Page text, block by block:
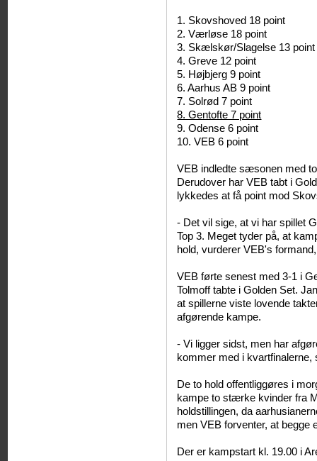
1. Skovshoved 18 point
2. Værløse 18 point
3. Skælskør/Slagelse 13 point
4. Greve 12 point
5. Højbjerg 9 point
6. Aarhus AB 9 point
7. Solrød 7 point
8. Gentofte 7 point
9. Odense 6 point
10. VEB 6 point
VEB indledte sæsonen med
Derudover har VEB tabt i
lykkedes at få point mod
- Det vil sige, at vi har spillet
Top 3. Meget tyder på, at
hold, vurderer VEB's
VEB førte senest med 3-1 i
Tolmoff tabte i Golden Set.
at spillerne viste lovende
afgørende kampe.
- Vi ligger sidst, men har
kommer med i kvartfinalerne,
De to hold offentliggøres i
kampe to stærke kvinder fra
holdstillingen, da
men VEB forventer, at begge
Der er kampstart kl. 19.00 i